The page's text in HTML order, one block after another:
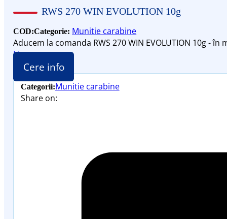
RWS 270 WIN EVOLUTION 10g
COD:Categorie: Munitie carabine
Aducem la comanda RWS 270 WIN EVOLUTION 10g -
Nou
Cere info
Categorii:Munitie carabine
Share on: